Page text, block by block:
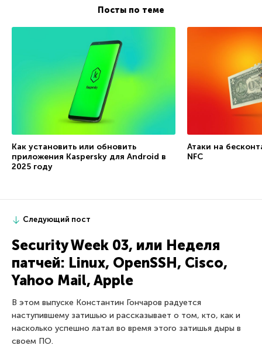
Посты по теме
Как установить или обновить
приложения Kaspersky для Android в
2025 году
Атаки на
NFC
Следующий пост
Security Week 03, или Неделя
патчей: Linux, OpenSSH, Cisco,
Yahoo Mail, Apple
В этом выпуске Константин Гончаров радуется
наступившему затишью и рассказывает о том, кто, как и
насколько успешно латал во время этого затишья дыры в
своем ПО.